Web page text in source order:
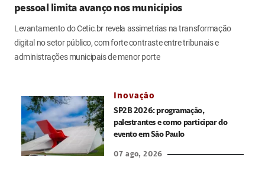
pessoal limita avanço nos municípios
Levantamento do Cetic.br revela assimetrias na transformação
digital no setor público, com forte contraste entre tribunais e
administrações municipais de menor porte
Inovação
SP2B 2026: programação,
palestrantes e como participar do
evento em São Paulo
07 ago, 2026